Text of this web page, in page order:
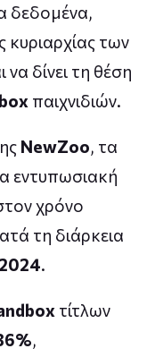
δεδομένα,
των
να δίνει τη θέση
παιχνιδιών.
NewZoo, τα
εντυπωσιακή
χρόνο
τη διάρκεια
2024.
τίτλων
,